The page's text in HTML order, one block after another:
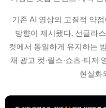
기존 AI 영상의 고질적 약점
방향이 제시됐다. 선글라
컷에서 동일하게 유지하는
채 광고 컷·릴스·쇼츠·티저
현실화